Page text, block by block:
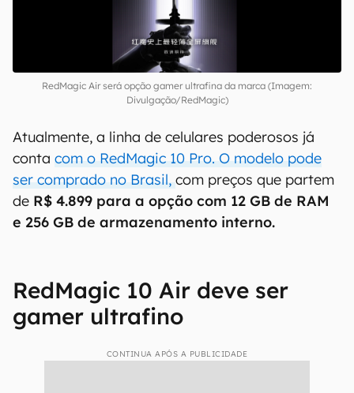
RedMagic Air será opção gamer ultrafina da marca (Imagem:
Divulgação/RedMagic)
Atualmente, a linha de celulares poderosos já
conta com o RedMagic 10 Pro. O modelo pode
ser comprado no Brasil, com preços que partem
de R$ 4.899 para a opção com 12 GB de RAM
e 256 GB de armazenamento interno.
RedMagic 10 Air deve ser
gamer ultrafino
CONTINUA APÓS A PUBLICIDADE